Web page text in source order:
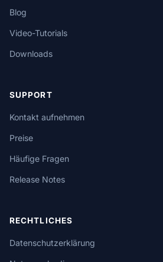
Blog
Video-Tutorials
Downloads
SUPPORT
Kontakt aufnehmen
Preise
Häufige Fragen
Release Notes
RECHTLICHES
Datenschutzerklärung